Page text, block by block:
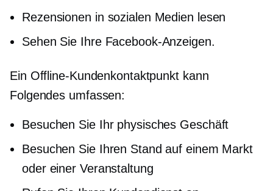
Rezensionen in sozialen Medien lesen
Sehen Sie Ihre Facebook-Anzeigen.
Ein Offline-Kundenkontaktpunkt kann
Folgendes umfassen:
Besuchen Sie Ihr physisches Geschäft
Besuchen Sie Ihren Stand auf einem Markt
oder einer Veranstaltung